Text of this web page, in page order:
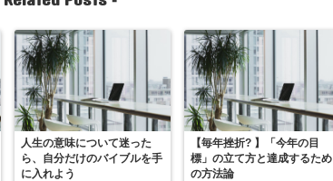
人生の意味について迷った
ら、自分だけのバイブルを手
に入れよう
【毎年挫折? 】「今年の目
標」の立て方と達成するため
の方法論